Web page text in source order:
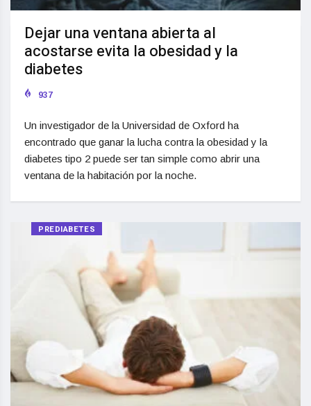
Dejar una ventana abierta al
acostarse evita la obesidad y la
diabetes
937
Un investigador de la Universidad de Oxford ha
encontrado que ganar la lucha contra la obesidad y la
diabetes tipo 2 puede ser tan simple como abrir una
ventana de la habitación por la noche.
PREDIABETES